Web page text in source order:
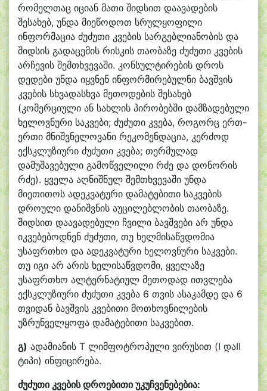
რომელთაც იციან მათი შიდსით დაავადების
შესახებ, უნდა მიეწოდოთ სრულყოფილი
ინფორმაცია ძუძუთი კვების სარგებლიანობის და
შიდსის გადაცემის რისკის თაობაზე ძუძუთი კვების
არჩევის შემთხვევაში. კონსულტირების დროს
დედები უნდა იყვნენ ინფორმირებულნი ბავშვის
კვების სხვადასხვა მეთოდების შესახებ
(კომერციული ან სახლის პირობებში დამზადებული
ხელოვნური საკვები; ძუძუთი კვება, როგორც ერთ-
ერთი მნიშვნელოვანი რეკომენდაცია, კერძოდ
ექსკლუზიური ძუძუთი კვება; თერმულად
დამუშავებული გამოწველილი რძე და დონორის
რძე). ყველა აღნიშნულ შემთხვევაში უნდა
მიეთითოს ადეკვატური დამატებითი საკვების
დროული დანიშვნის აუცილებლობის თაობაზე.
შიდსით დაავადებული ჩვილი ბავშვები არ უნდა
იკვებებოდნენ ძუძუთი, თუ ხელმისაწვდომია
უსაფრთხო და ადეკვატური ხელოვნური საკვები.
თუ იგი არ არის ხელისაწვდომი, ყველაზე
უსაფრთხო ალტერნატიულ მეთოდად ითვლება
ექსკლუზიური ძუძუთი კვება 6 თვის ასაკამდე და 6
თვიდან ბავშვის კვებითი მოთხოვნილების
უზრუნველყოფა დამატებითი საკვებით.
გ) ადამიანის T ლიმფოტროპული ვირუსით (I დაII
ტიპი) ინფიცირება.
ძუძუთიკვების დროებითი უკუჩვენებებია: